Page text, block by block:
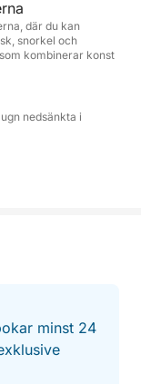
där du kan
snorkel och
kombinerar konst
nedsänkta i
minst 24